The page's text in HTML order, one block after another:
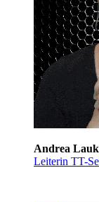
Andrea
Leiterin TT-